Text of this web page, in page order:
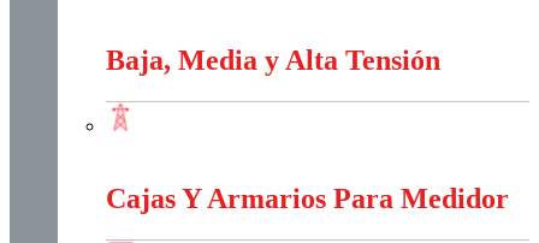
Baja, Media y Alta Tensión
Cajas Y Armarios Para Medidor